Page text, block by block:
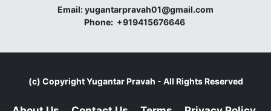
Email:yugantarpravah01@gmail.com
Phone: +919415676646
(c) CopyrightYugantar Pravah - All Rights Reserved